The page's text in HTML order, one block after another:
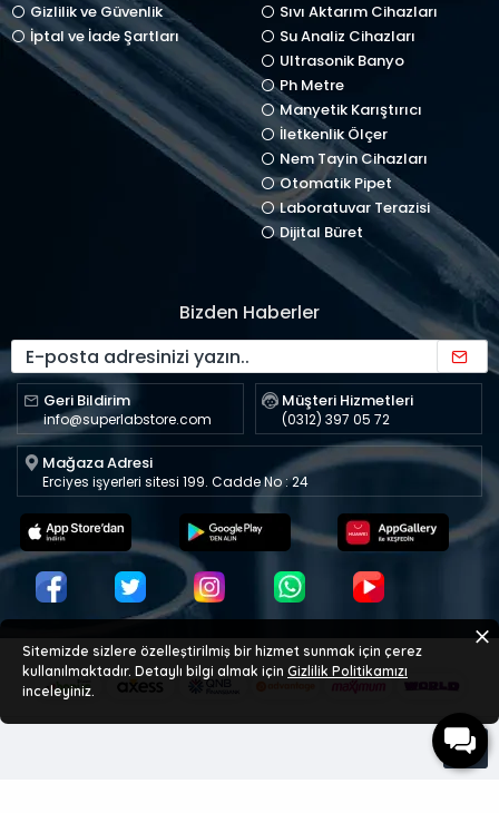
Gizlilik ve Güvenlik
İptal ve İade Şartları
Sıvı Aktarım Cihazları
Su Analiz Cihazları
Ultrasonik Banyo
Ph Metre
Manyetik Karıştırıcı
İletkenlik Ölçer
Nem Tayin Cihazları
Otomatik Pipet
Laboratuvar Terazisi
Dijital Büret
Bizden Haberler
Geri Bildirim
info@superlabstore.com
Müşteri Hizmetleri
(0312) 397 05 72
Mağaza Adresi
Erciyes işyerleri sitesi 199. Cadde No : 24
Copyright © 2023 superlabstore.com - Tüm Hakları Saklıdır.
Sitemizde sizlere özelleştirilmiş bir hizmet sunmak için çerez
kullanılmaktadır. Detaylı bilgi almak için Gizlilik Politikamızı
inceleyiniz.